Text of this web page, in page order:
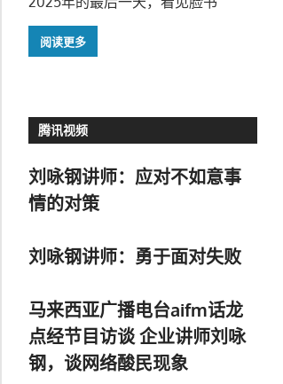
阅读更多
腾讯视频
刘咏钢讲师：应对不如意事
情的对策
刘咏钢讲师：勇于面对失败
马来西亚广播电台aifm话龙
点经节目访谈 企业讲师刘咏
钢，谈网络酸民现象